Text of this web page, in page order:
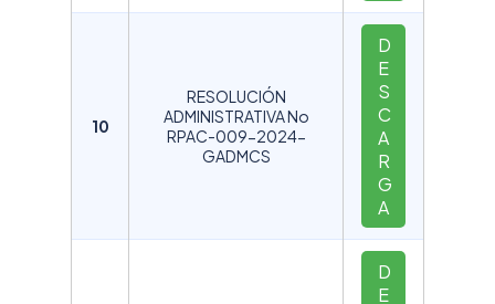
10
RESOLUCIÓN
ADMINISTRATIVA No
RPAC-009-2024-
GADMCS
D
E
S
C
A
R
G
A
D
E